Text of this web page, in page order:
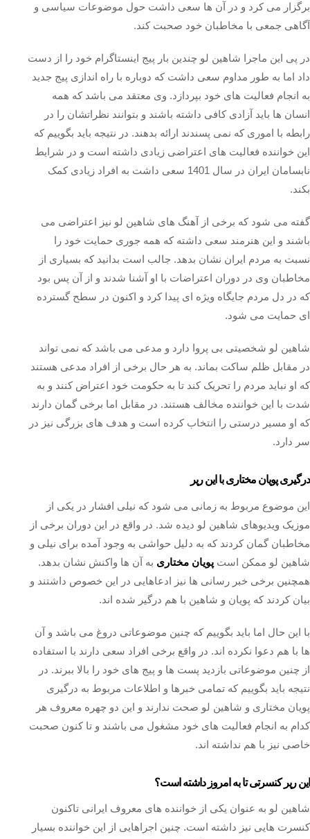
برگزار می کرد و در آن ها سعی داشت حول موضوعات سیاسی و
آگاهی جمعی با مخاطبان خود صحبت کند.
در پی این ماجرا شاهین لو چندین بار پیج اینستاگرام خود را از دست
داد اما به طور مداوم سعی داشت که دوباره با راه اندازی پیج جدید
به انجام فعالیت های خود بپردازد. وی معتقد می باشد که همه
انسان ها باید آزادی کافی داشته باشند و بتوانند نظراتشان را در
رابطه با اموری که نمی پسندند ارائه بدهند. در نتیجه باید بگوییم که
این خواننده فعالیت های اعتراضی زیادی داشته است و در شرایط
نابسامان ایران در سال 1401 سعی داشت به افراد زیادی کمک
بکند.
گفته می شود که برخی از آهنگ های شاهین لو نیز اعتراضی می
باشند و این هنرمند سعی داشته که همه جوری حمایت خود را
نسبت به مردم ایران نشان بدهد. جالب است بدانید که بسیاری از
مخاطبان وی در دوران اعتراضات با او آشنا شدند و از آن پس بود
که در دل مردم جایگاه ویژه ای پیدا کرد و اکنون در سطح گسترده
ای حمایت می شود.
شاهین لو شخصیتی بی پروا دارد و مدعی می باشد که نمی تواند
در مقابل ظلم ساکت بماند. به هر حال برخی از افراد مدعی هستند
که او نباید مردم را تحریک کند تا به حکومت خود اعتراض کنند و به
شدت با این خواننده مخالف هستند. در مقابل اما برخی گمان دارند
که او مسیر درستی را انتخاب کرده است و هدف های بزرگی نیز در
سر دارد.
درگیری پویان مختاری با این رپر
این موضوع مربوط به زمانی می شود که نیلی افشار در یکی از
موزیک ویدیوهای شاهین لو دیده شد. در واقع در این دوران برخی از
مخاطبان گمان کردند که به دلیل حواشی به وجود آمده برای نیلی و
شاهین لو ممکن است پویان مختاری به آن ها واکنش نشان بدهد.
همچنین برخی خبر رسانی ها نیز ادعاهایی در این خصوص داشتند و
بیان کردند که پویان و شاهین با هم درگیر شده اند.
با این حال اما باید بگوییم که چنین موضوعاتی دروغ می باشد و آن
ها با هم دعوا نکرده اند. در واقع برخی افراد سعی دارند با استفاده
از چنین موضوعاتی بازدید پست ها و پیج های خود را بالا ببرند. در
نتیجه باید بگوییم که تمامی خبرها و اطلاعات مربوط به درگیری
پویان مختاری و شاهین لو صحت ندارند و این دو چهره معروف هر
کدام به انجام فعالیت های خود مشغول می باشند و تا کنون صحبت
خاصی نیز با هم نداشته اند.
این رپر کنسرتی تا به امروز داشته است؟
شاهین لو به عنوان یکی از خواننده های معروف ایرانی تاکنون
کنسرت هایی نیز داشته است. چنین اجراهایی از این خواننده بسیار